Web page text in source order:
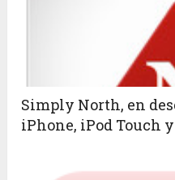
Simply North, en
iPhone, iPod Touch